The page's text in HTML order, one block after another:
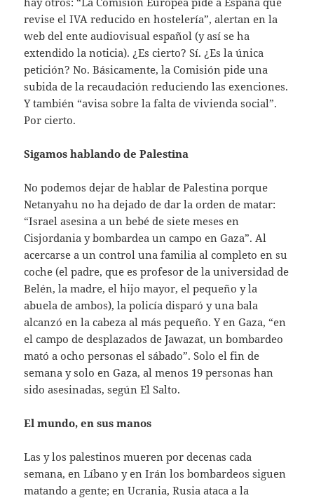
revise el IVA reducido en hostelería”, alertan en la
web del ente audiovisual español (y así se ha
extendido la noticia). ¿Es cierto? Sí. ¿Es la única
petición? No. Básicamente, la Comisión pide una
subida de la recaudación reduciendo las exenciones.
Y también “avisa sobre la falta de vivienda social”.
Por cierto.
Sigamos hablando de Palestina
No podemos dejar de hablar de Palestina porque
Netanyahu no ha dejado de dar la orden de matar:
“Israel asesina a un bebé de siete meses en
Cisjordania y bombardea un campo en Gaza”. Al
acercarse a un control una familia al completo en su
coche (el padre, que es profesor de la universidad de
Belén, la madre, el hijo mayor, el pequeño y la
abuela de ambos), la policía disparó y una bala
alcanzó en la cabeza al más pequeño. Y en Gaza, “en
el campo de desplazados de Jawazat, un bombardeo
mató a ocho personas el sábado”. Solo el fin de
semana y solo en Gaza, al menos 19 personas han
sido asesinadas, según El Salto.
El mundo, en sus manos
Las y los palestinos mueren por decenas cada
semana, en Líbano y en Irán los bombardeos siguen
matando a gente; en Ucrania, Rusia ataca a la